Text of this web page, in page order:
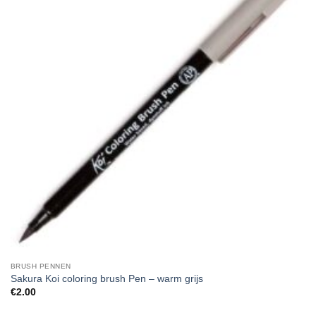
Wishlist
BRUSH PENNEN
Sakura Koi coloring brush Pen – warm grijs
€2.00